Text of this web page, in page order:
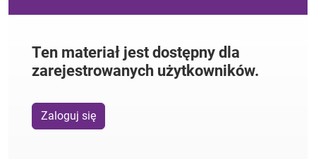
Ten materiał jest dostępny dla
zarejestrowanych użytkowników.
Zaloguj się